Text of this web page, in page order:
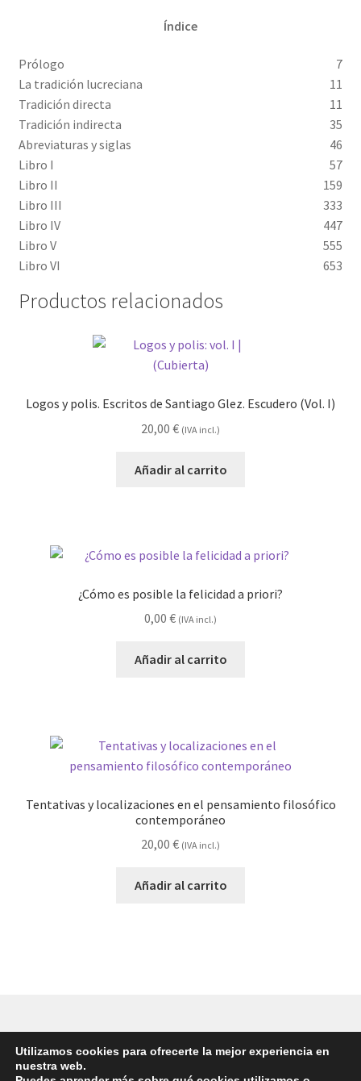
Índice
Prólogo
7
La tradición lucreciana
11
Tradición directa
11
Tradición indirecta
35
Abreviaturas y siglas
46
Libro I
57
Libro II
159
Libro III
333
Libro IV
447
Libro V
555
Libro VI
653
Productos relacionados
Logos y polis. Escritos de Santiago Glez. Escudero (Vol. I)
20,00 € (IVA incl.)
Añadir al carrito
¿Cómo es posible la felicidad a priori?
0,00 € (IVA incl.)
Añadir al carrito
Tentativas y localizaciones en el pensamiento filosófico
contemporáneo
20,00 € (IVA incl.)
Añadir al carrito
© Eikasía 2026 -Política de privacidad|Aviso legal
Utilizamos cookies para ofrecerte la mejor experiencia en
nuestra web.